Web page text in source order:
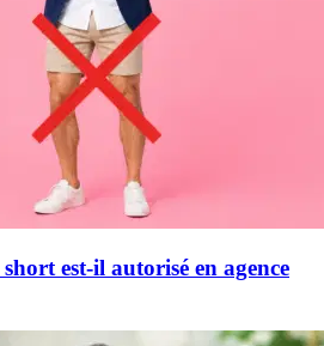
est-il autorisé en agence